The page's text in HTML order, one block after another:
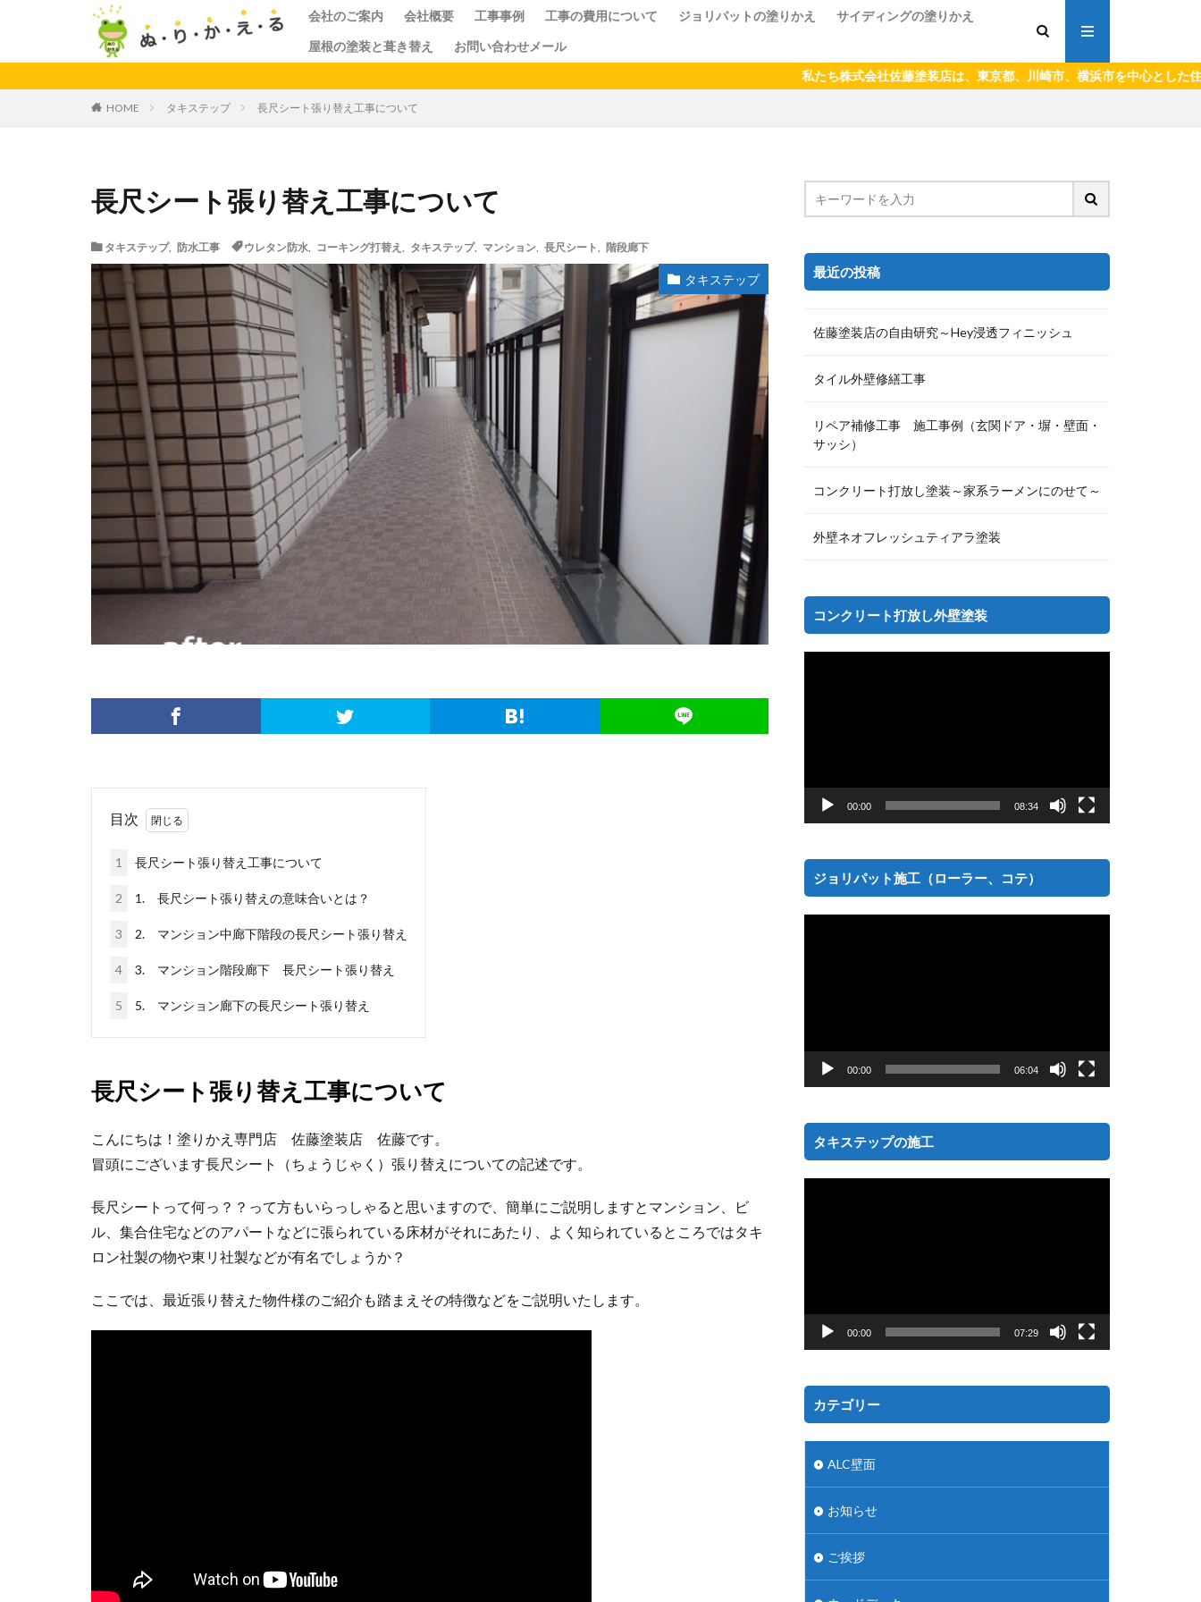
会社のご案内 会社概要 工事事例 工事の費用について ジョリパットの塗りかえ
サイディングの塗りかえ
屋根の塗装と葺き替え
お問い合わせメール
私たち株式会社佐藤塗装店は、東京都、川崎市、横浜市を中心とした住宅、マンション、ビル、集合住宅、
HOME タキステップ 長尺シート張り替え工事について
長尺シート張り替え工事について
タキステップ, 防水工事 ウレタン防水 コーキング打替え タキステップ, マンション 長尺シート 階段廊下
タキステップ
目次
1 長尺シート張り替え工事について
2 1. 長尺シート張り替えの意味合いとは？
3 2. マンション中廊下階段の長尺シート張り替え
4 3. マンション階段廊下 長尺シート張り替え
5 5. マンション廊下の長尺シート張り替え
長尺シート張り替え工事について
こんにちは！塗りかえ専門店 佐藤塗装店 佐藤です。
冒頭にございます長尺シート（ちょうじゃく）張り替えについての記述です。
長尺シートって何っ？？って方もいらっしゃると思いますので、簡単にご説明しますとマンション、ビ
ル、集合住宅などのアパートなどに張られている床材がそれにあたり、よく知られているところではタキ
ロン社製の物や東リ社製などが有名でしょうか？
ここでは、最近張り替えた物件様のご紹介も踏まえその特徴などをご説明いたします。
最近の投稿
佐藤塗装店の自由研究～Hey浸透フィニッシュ
タイル外壁修繕工事
リペア補修工事 施工事例（玄関ドア・塀・壁面・
サッシ）
コンクリート打放し塗装～家系ラーメンにのせて～
外壁ネオフレッシュティアラ塗装
コンクリート打放し外壁塗装
動
00:00 08:34
ジョリパット施工（ローラー、コテ）
動
00:00 06:04
タキステップの施工
動
00:00 07:29
カテゴリー
ALC壁面
お知らせ
ご挨拶